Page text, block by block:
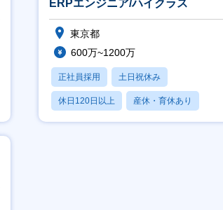
ERPエンジニア/ハイクラス
東京都
600万~1200万
正社員採用 土日祝休み
休日120日以上 産休・育休あり
月残業20時間以内